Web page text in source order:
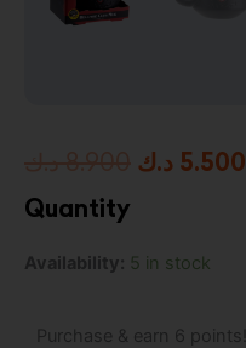
Original
5.500 د.ك
Quantity
Availability: 5 in stock
Purchase & earn 6 points!
Paladone
Hellfire